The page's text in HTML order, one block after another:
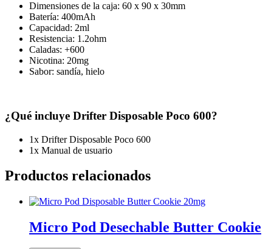
Dimensiones de la caja: 60 x 90 x 30mm
Batería: 400mAh
Capacidad: 2ml
Resistencia: 1.2ohm
Caladas: +600
Nicotina: 20mg
Sabor: sandía, hielo
¿Qué incluye Drifter Disposable Poco 600?
1x Drifter Disposable Poco 600
1x Manual de usuario
Productos relacionados
Micro Pod Desechable Butter Cookie